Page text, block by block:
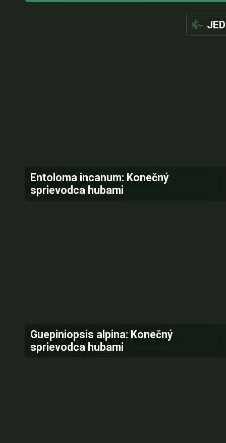
Entoloma incanum: Konečný
sprievodca hubami
Guepiniopsis alpina: Konečný
sprievodca hubami